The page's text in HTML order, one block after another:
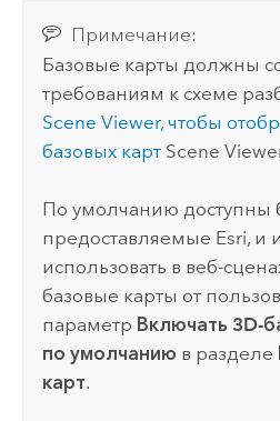
Примечание:
Базовые карты должны
требованиям к схеме
Scene Viewer, чтобы
базовых карт Scene
По умолчанию доступны
предоставляемые Esri, и
использовать в веб-
базовые карты от
параметр Включать 3D-
по умолчанию в разделе
карт.